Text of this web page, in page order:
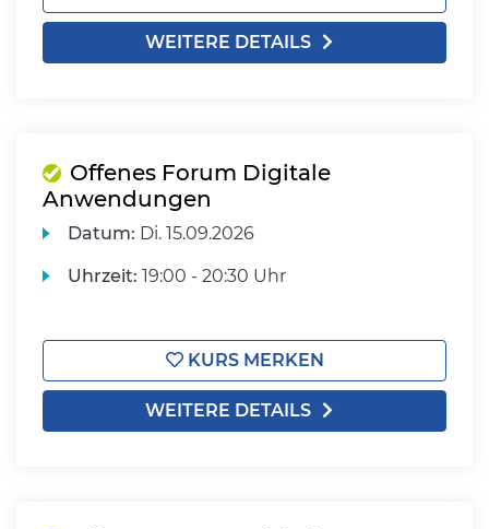
WEITERE DETAILS
Offenes Forum Digitale
Anwendungen
Datum: Di. 15.09.2026
Uhrzeit: 19:00 - 20:30 Uhr
KURS MERKEN
WEITERE DETAILS